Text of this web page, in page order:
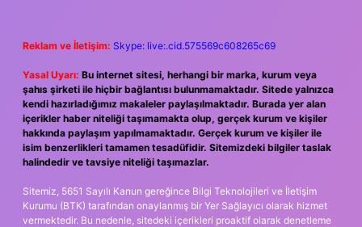
Reklam ve İletişim: Skype: live:.cid.575569c608265c69
Yasal Uyarı: Bu internet sitesi, herhangi bir marka, kurum veya
şahıs şirketi ile hiçbir bağlantısı bulunmamaktadır. Sitede yalnızca
kendi hazırladığımız makaleler paylaşılmaktadır. Burada yer alan
içerikler haber niteliği taşımamakta olup, gerçek kurum ve kişiler
hakkında paylaşım yapılmamaktadır. Gerçek kurum ve kişiler ile
isim benzerlikleri tamamen tesadüfidir. Sitemizdeki bilgiler taslak
halindedir ve tavsiye niteliği taşımazlar.
Sitemiz, 5651 Sayılı Kanun gereğince Bilgi Teknolojileri ve İletişim
Kurumu (BTK) tarafından onaylanmış bir Yer Sağlayıcı olarak hizmet
vermektedir. Bu nedenle, sitedeki içerikleri proaktif olarak denetleme